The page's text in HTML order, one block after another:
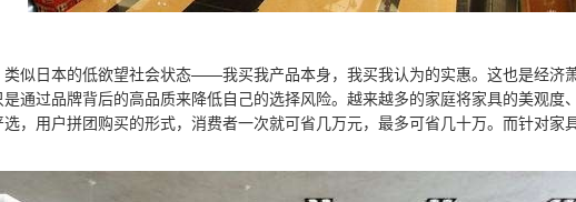
似日本的低欲望社会状态——我买我产品本身，我买我认为的实惠。这也是经济
通过品牌背后的高品质来降低自己的选择风险。越来越多的家庭将家具的美观度
，用户拼团购买的形式，消费者一次就可省几万元，最多可省几十万。而针对